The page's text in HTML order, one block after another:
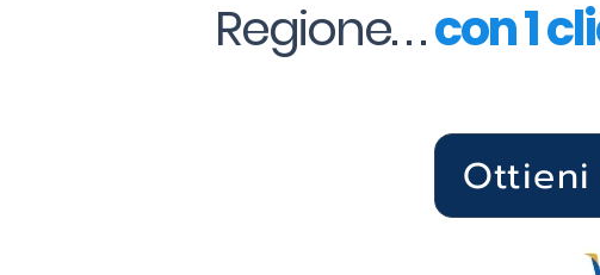
Regione. . .con 1